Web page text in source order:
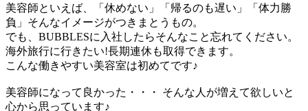
美容師といえば、「休めない」「帰るのも遅い」「体力勝
負」そんなイメージがつきまとうもの。
でも、BUBBLESに入社したらそんなこと忘れてください。
海外旅行に行きたい!長期連休も取得できます。
こんな働きやすい美容室は初めてです♪
美容師になって良かった・・・ そんな人が増えて欲しいと
心から思っています♪